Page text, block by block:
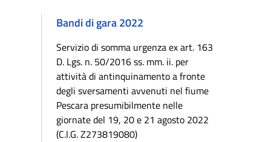
Bandi di gara 2022
Servizio di somma urgenza ex art. 163
D. Lgs. n. 50/2016 ss. mm. ii. per
attività di antinquinamento a fronte
degli sversamenti avvenuti nel fiume
Pescara presumibilmente nelle
giornate del 19, 20 e 21 agosto 2022
(C.I.G. Z273819080)